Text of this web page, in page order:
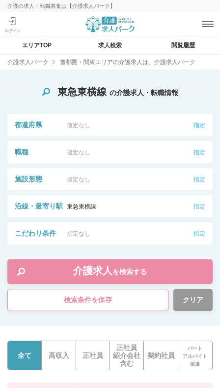
介護の求人・転職募集は【介護求人パーク】
エリアTOP 求人検索 閲覧履歴
介護求人パーク 首都圏・関東エリアの介護求人は、介護求人パーク
東急東横線 の介護求人・転職情報
都道府県 指定なし 指定
職種 指定なし 指定
施設形態 指定なし 指定
沿線・最寄り駅 東急東横線 指定
こだわり条件 指定なし 指定
介護求人 を検索する
検索条件を保存 クリア
全て 高収入 正社員
正社員
紹介会社
含む
契約社員
パート
アルバイト
派遣